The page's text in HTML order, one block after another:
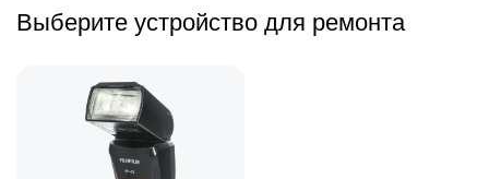
Выберите устройство для ремонта